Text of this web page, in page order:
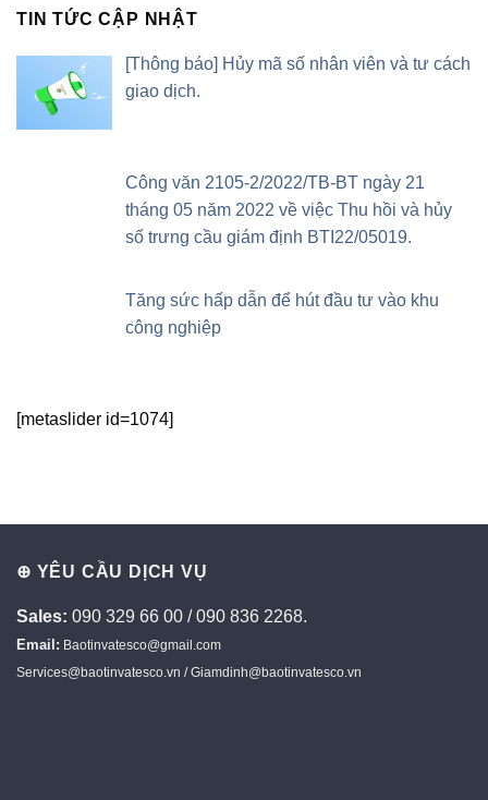
TIN TỨC CẬP NHẬT
[Thông báo] Hủy mã số nhân viên và tư cách
giao dịch.
Công văn 2105-2/2022/TB-BT ngày 21
tháng 05 năm 2022 về việc Thu hồi và hủy
số trưng cầu giám định BTI22/05019.
Tăng sức hấp dẫn để hút đầu tư vào khu
công nghiệp
[metaslider id=1074]
⊕ YÊU CẦU DỊCH VỤ
Sales: 090 329 66 00 / 090 836 2268.
Email: Baotinvatesco@gmail.com
Services@baotinvatesco.vn / Giamdinh@baotinvatesco.vn